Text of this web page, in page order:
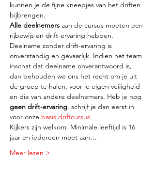
kunnen je de fijne kneepjes van het driften
bijbrengen.
Alle deelnemers aan de cursus moeten een
rijbewijs en drift-ervaring hebben.
Deelname zonder drift-ervaring is
onverstandig en gevaarlijk. Indien het team
inschat dat deelname onverantwoord is,
dan behouden we ons het recht om je uit
de groep te halen, voor je eigen veiligheid
en die van andere deelnemers. Heb je nog
geen drift-ervaring, schrijf je dan eerst in
voor onze basis driftcursus.
Kijkers zijn welkom. Minimale leeftijd is 16
jaar en iedereen moet aan…
Meer lezen >